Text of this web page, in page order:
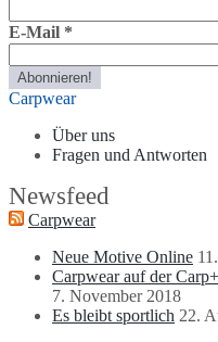
E-Mail *
Carpwear
Über uns
Fragen und Antworten
Newsfeed
Carpwear
Neue Motive Online
Carpwear auf der
7. November 2018
Es bleibt sportlich 22.